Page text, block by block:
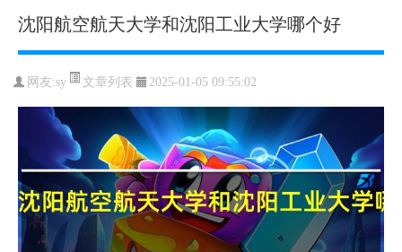
沈阳航空航天大学和沈阳工业大学哪个好
网友:sy 文章列表 2025-01-05 09:55:02